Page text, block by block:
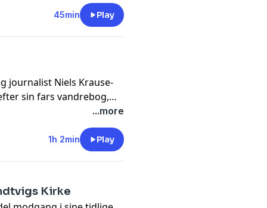
45min Play
journalist Niels Krause-
sin fars vandrebog,
Hans søgen gav pote. I
historie om at drive et
hans barndom.
"Ude for uden", som i
hvordan han brød
han ikke ser sig
...more
1h 2min Play
Kirke